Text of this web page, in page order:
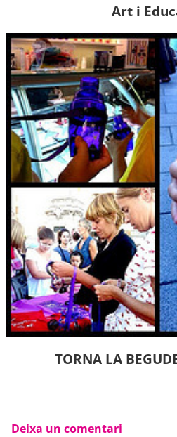
Art i
TORNA LA
Deixa un comentari